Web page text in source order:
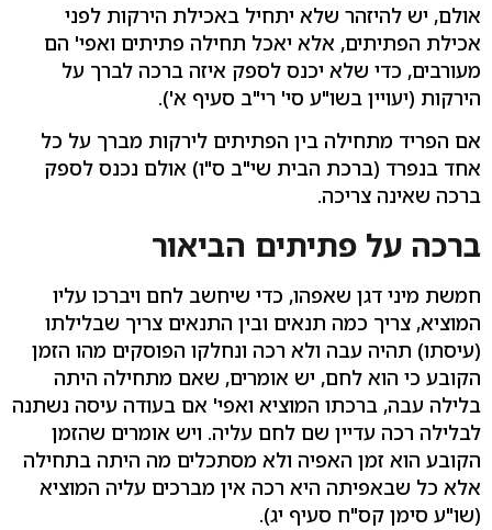
אולם, יש להיזהר שלא יתחיל באכילת הירקות לפני
אכילת הפתיתים, אלא יאכל תחילה פתיתים ואפי' הם
מעורבים, כדי שלא יכנס לספק איזה ברכה לברך על
הירקות (יעויין בשו"ע סי' רי"ב סעיף א').
אם הפריד מתחילה בין הפתיתים לירקות מברך על כל
אחד בנפרד (ברכת הבית שי"ב ס"ו) אולם נכנס לספק
ברכה שאינה צריכה.
ברכה על פתיתים הביאור
חמשת מיני דגן שאפהו, כדי שיחשב לחם ויברכו עליו
המוציא, צריך כמה תנאים ובין התנאים צריך שבלילתו
(עיסתו) תהיה עבה ולא רכה ונחלקו הפוסקים מהו הזמן
הקובע כי הוא לחם, יש אומרים, שאם מתחילה היתה
בלילה עבה, ברכתו המוציא ואפי' אם בעודה עיסה נשתנה
לבלילה רכה עדיין שם לחם עליה. ויש אומרים שהזמן
הקובע הוא זמן האפיה ולא מסתכלים מה היתה בתחילה
אלא כל שבאפיתה היא רכה אין מברכים עליה המוציא
(שו"ע סימן קס"ח סעיף יג).